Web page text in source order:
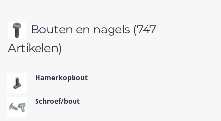
Bouten en nagels (747
Artikelen)
Hamerkopbout
Schroef/bout